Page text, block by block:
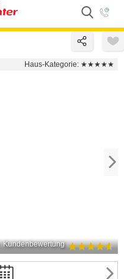
Haus-Kategorie: ★★★★★
Kundenbewertung